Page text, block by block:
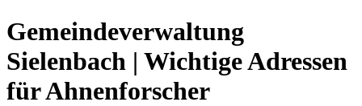
Gemeindeverwaltung
Sielenbach | Wichtige Adressen
für Ahnenforscher